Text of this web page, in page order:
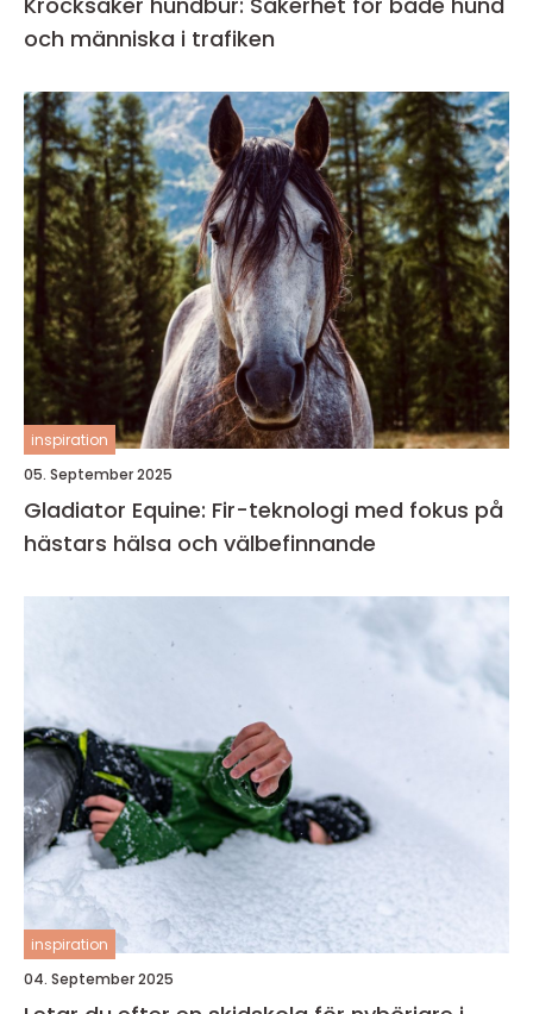
och människa i trafiken
inspiration
05. September 2025
Gladiator Equine: Fir-teknologi med fokus på
hästars hälsa och välbefinnande
inspiration
04. September 2025